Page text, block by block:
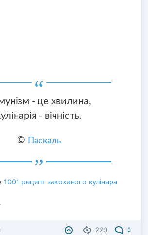
- це хвилина,
- вічність.
© Паскаль
1001 рецепт закоханого кулінара
220 0